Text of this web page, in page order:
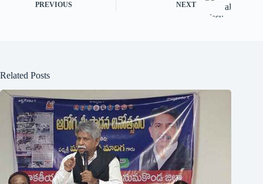
PREVIOUS NEXT
Related Posts